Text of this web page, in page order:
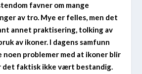
favner om mange
av tro. Mye er felles, men det
annet praktisering, tolking av
av ikoner. I dagens samfunn
noen problemer med at ikoner blir
det faktisk ikke vært bestandig.